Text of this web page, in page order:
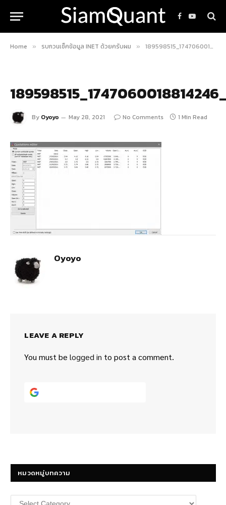
Facebook
YouTube
Home » รบกวนเช็คข้อมูล INET ด้วยครับผม » 189598515_1747060018814246_3962384907912525903_n
By Oyoyo May 28, 2021 No Comments 1 Min Read
Oyoyo
LEAVE A REPLY
You must be logged in to post a comment.
หมวดหมู่บทความ
หมวด